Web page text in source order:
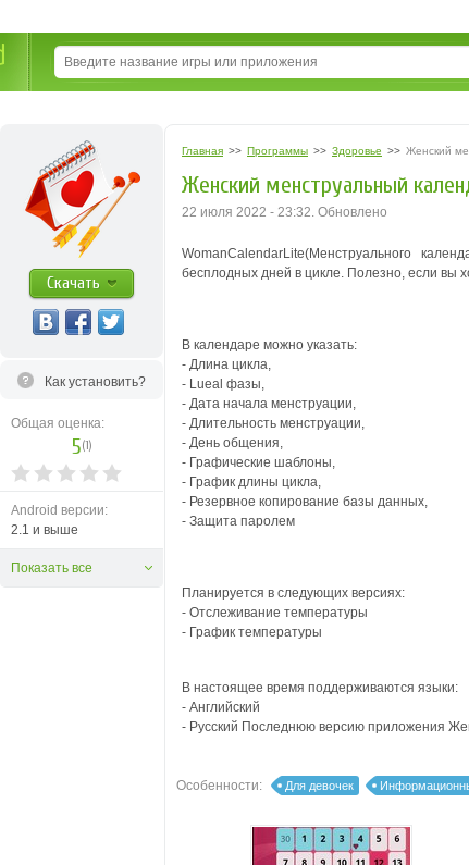
Скачать
Как установить?
Общая оценка:
5(1)
Android версии:
2.1 и выше
Показать все
Главная >> Программы >> Здоровье >> Женский
Женский менструальный
22 июля 2022 - 23:32. Обновлено
WomanCalendarLite(Менструального
бесплодных дней в цикле. Полезно, если вы
В календаре можно указать:
- Длина цикла,
- Lueal фазы,
- Дата начала менструации,
- Длительность менструации,
- День общения,
- Графические шаблоны,
- График длины цикла,
- Резервное копирование базы данных,
- Защита паролем
Планируется в следующих версиях:
- Отслеживание температуры
- График температуры
В настоящее время поддерживаются языки:
- Английский
- Русский Последнюю версию приложения
Особенности: Для девочек